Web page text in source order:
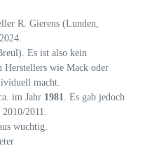
R. Gierens (Lunden,
Es ist also kein
Herstellers wie Mack oder
macht.
im Jahr 1981
. Es gab jedoch
2011.
wuchtig.